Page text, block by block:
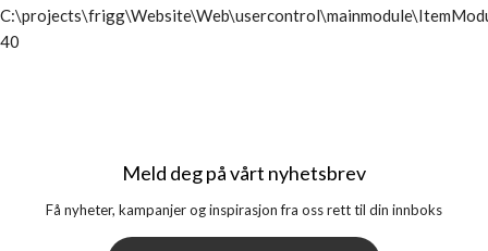
40
Meld deg på vårt nyhetsbrev
Få nyheter, kampanjer og inspirasjon fra oss rett til din innboks